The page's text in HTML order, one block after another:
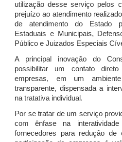
utilização desse serviço pelos
prejuízo ao atendimento
de atendimento do Estado
Estaduais e Municipais,
Público e Juizados Especiais
A principal inovação do
possibilitar um contato
empresas, em um
transparente, dispensada a
na tratativa individual.
Por se tratar de um serviço
com ênfase na
fornecedores para redução